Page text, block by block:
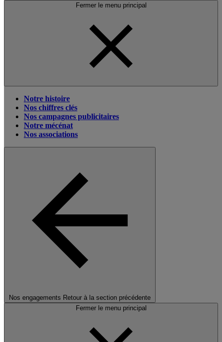
Fermer le menu principal
Notre histoire
Nos chiffres clés
Nos campagnes publicitaires
Notre mécénat
Nos associations
Nos engagements Retour à la section précédente
Fermer le menu principal